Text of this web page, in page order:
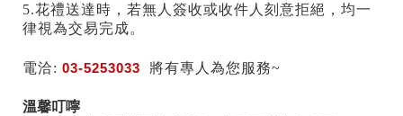
5.花禮送達時，若無人簽收或收件人刻意拒絕，均一
律視為交易完成。
電洽:03-5253033 將有專人為您服務~
溫馨叮嚀